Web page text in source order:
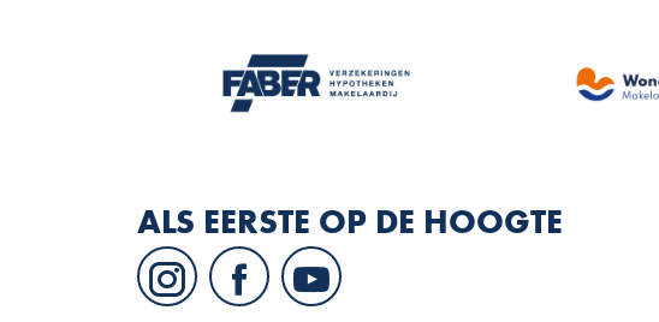
ALS EERSTE OP DE HOOGTE